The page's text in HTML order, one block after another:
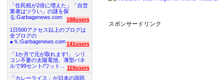
スポンサードリンク
「住民税が2倍に増えた」「自営
業者はツラい」の謎を探
る:Garbagenews.com
188users
1日500アクセス以上のブログは
全ブログの
●％:Garbagenews.com 141users
「1か月で元が取れます!」 シリ
コン不要の太陽電池、薄型パネ
ルで99セント/ワット...
119users
「カレーライス」が日本の国民